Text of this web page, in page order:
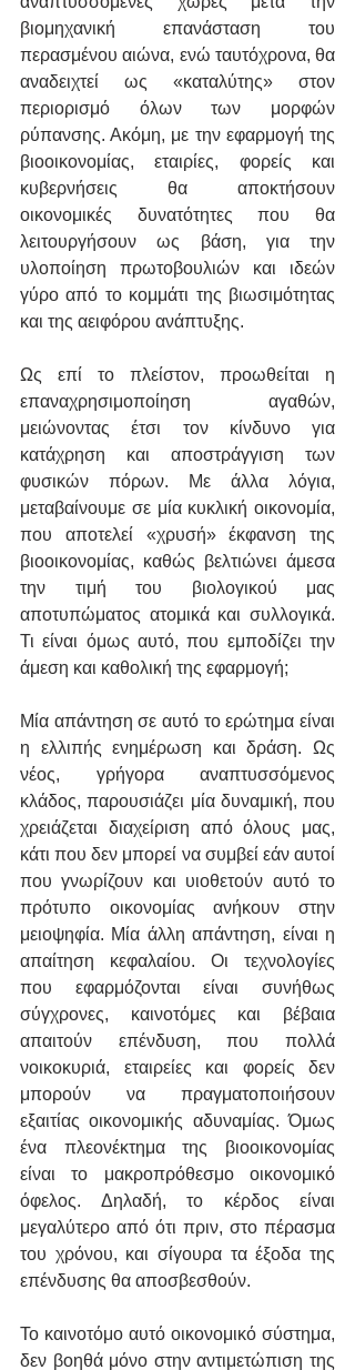
βιομηχανική επανάσταση του
περασμένου αιώνα, ενώ ταυτόχρονα, θα
αναδειχτεί ως «καταλύτης» στον
περιορισμό όλων των μορφών
ρύπανσης. Ακόμη, με την εφαρμογή της
βιοοικονομίας, εταιρίες, φορείς και
κυβερνήσεις θα αποκτήσουν
οικονομικές δυνατότητες που θα
λειτουργήσουν ως βάση, για την
υλοποίηση πρωτοβουλιών και ιδεών
γύρο από το κομμάτι της βιωσιμότητας
και της αειφόρου ανάπτυξης.
Ως επί το πλείστον, προωθείται η
επαναχρησιμοποίηση αγαθών,
μειώνοντας έτσι τον κίνδυνο για
κατάχρηση και αποστράγγιση των
φυσικών πόρων. Με άλλα λόγια,
μεταβαίνουμε σε μία κυκλική οικονομία,
που αποτελεί «χρυσή» έκφανση της
βιοοικονομίας, καθώς βελτιώνει άμεσα
την τιμή του βιολογικού μας
αποτυπώματος ατομικά και συλλογικά.
Τι είναι όμως αυτό, που εμποδίζει την
άμεση και καθολική της εφαρμογή;
Μία απάντηση σε αυτό το ερώτημα είναι
η ελλιπής ενημέρωση και δράση. Ως
νέος, γρήγορα αναπτυσσόμενος
κλάδος, παρουσιάζει μία δυναμική, που
χρειάζεται διαχείριση από όλους μας,
κάτι που δεν μπορεί να συμβεί εάν αυτοί
που γνωρίζουν και υιοθετούν αυτό το
πρότυπο οικονομίας ανήκουν στην
μειοψηφία. Μία άλλη απάντηση, είναι η
απαίτηση κεφαλαίου. Οι τεχνολογίες
που εφαρμόζονται είναι συνήθως
σύγχρονες, καινοτόμες και βέβαια
απαιτούν επένδυση, που πολλά
νοικοκυριά, εταιρείες και φορείς δεν
μπορούν να πραγματοποιήσουν
εξαιτίας οικονομικής αδυναμίας. Όμως
ένα πλεονέκτημα της βιοοικονομίας
είναι το μακροπρόθεσμο οικονομικό
όφελος. Δηλαδή, το κέρδος είναι
μεγαλύτερο από ότι πριν, στο πέρασμα
του χρόνου, και σίγουρα τα έξοδα της
επένδυσης θα αποσβεσθούν.
Το καινοτόμο αυτό οικονομικό σύστημα,
δεν βοηθά μόνο στην αντιμετώπιση της